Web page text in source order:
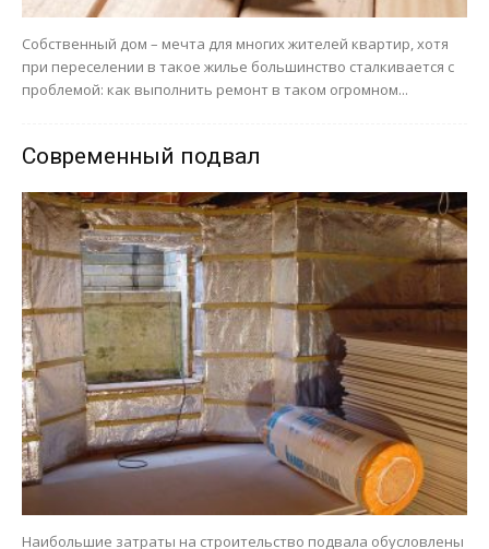
Собственный дом – мечта для многих жителей квартир, хотя
при переселении в такое жилье большинство сталкивается с
проблемой: как выполнить ремонт в таком огромном...
Современный подвал
Наибольшие затраты на строительство подвала обусловлены